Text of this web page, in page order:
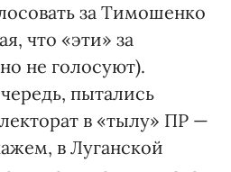
за Тимошенко
что «эти» за
не голосуют).
пытались
в «тылу» ПР —
в Луганской